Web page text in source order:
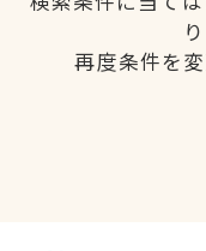
再度条件を